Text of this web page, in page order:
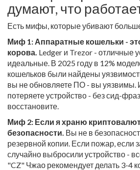
думают, что
Есть мифы, которые убивают
Миф 1: Аппаратные кошельки -
корова. Ledger и Trezor - отличные
идеальные. В 2025 году в 12%
кошельков были найдены
вы не обновляете ПО - вы уязвимы.
потеряете устройство - без сид-
восстановите.
Миф 2: Если я храню
безопасности. Вы не в
резервной копии. Если пожар, если
случайно выбросили устройство -
"CZ" Чжао рекомендует делать 3-4